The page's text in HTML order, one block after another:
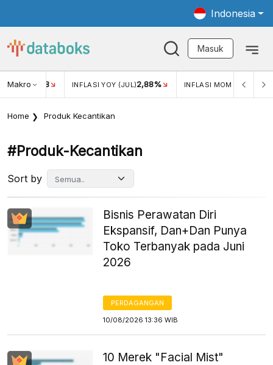
Indonesia
Masuk
Makro
USD/IDR 18 INFLASI YOY (JUL)2,88% INFLASI MOM (JUL) -
Home Produk Kecantikan
#produk-Kecantikan
Sort by
Bisnis Perawatan Diri
Ekspansif, Dan+Dan Punya
Toko Terbanyak pada Juni
2026
PERDAGANGAN
10/08/2026 13:36 WIB
10 Merek "Facial Mist"